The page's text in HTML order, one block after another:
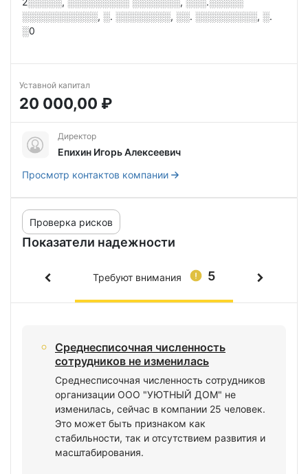
░░░░░░░░░░░, ░. ░░░░░░░░, ░░. ░░░░░░░░░, ░.
░0
Уставной капитал
20 000,00 ₽
Директор
Епихин Игорь Алексеевич
Просмотр контактов компании
Показатели надежности
Проверка рисков
5
Требуют внимания
Среднесписочная численность
сотрудников не изменилась
Среднесписочная численность сотрудников
организации ООО "УЮТНЫЙ ДОМ" не
изменилась, сейчас в компании 25 человек.
Это может быть признаком как
стабильности, так и отсутствием развития и
масштабирования.